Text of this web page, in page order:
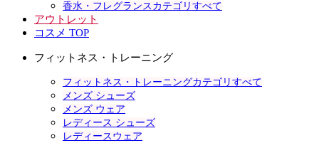
香水・フレグランスカテゴリすべて
アウトレット
コスメ TOP
フィットネス・トレーニング
フィットネス・トレーニングカテゴリすべて
メンズ シューズ
メンズ ウェア
レディース シューズ
レディースウェア